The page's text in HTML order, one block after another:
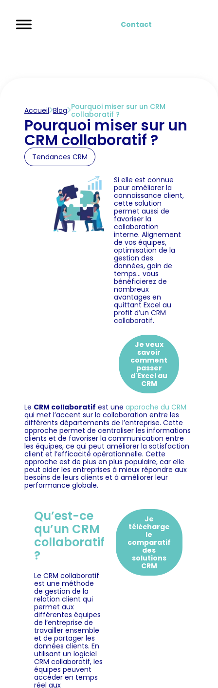
Contact
Accueil Blog Pourquoi miser sur un CRM
collaboratif ?
Pourquoi miser sur un
CRM collaboratif ?
Tendances CRM
Si elle est connue
pour améliorer la
connaissance client,
cette solution
permet aussi de
favoriser la
collaboration
interne. Alignement
de vos équipes,
optimisation de la
gestion des
données, gain de
temps… vous
bénéficierez de
nombreux
avantages en
quittant Excel au
profit d’un CRM
collaboratif.
Je veux
savoir
comment
passer
d'Excel au
CRM
Le CRM collaboratif est une approche du CRM
qui met l’accent sur la collaboration entre les
différents départements de l’entreprise. Cette
approche permet de centraliser les informations
clients et de favoriser la communication entre
les équipes, ce qui peut améliorer la satisfaction
client et l’efficacité opérationnelle. Cette
approche est de plus en plus populaire, car elle
peut aider les entreprises à mieux répondre aux
besoins de leurs clients et à améliorer leur
performance globale.
Qu’est-ce
qu’un CRM
collaboratif
?
Le CRM collaboratif
est une méthode
de gestion de la
relation client qui
permet aux
différentes équipes
de l’entreprise de
travailler ensemble
et de partager les
données clients. En
utilisant un logiciel
CRM collaboratif, les
équipes peuvent
accéder en temps
réel aux
Je
télécharge
le
comparatif
des
solutions
CRM